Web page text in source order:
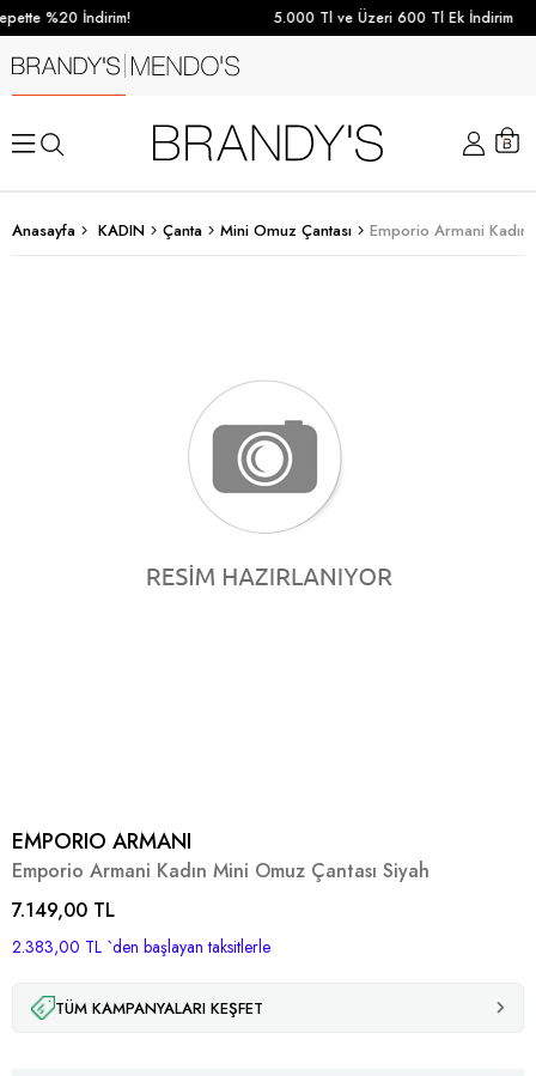
%20 İndirim! 5.000 Tl ve Üzeri 600 Tl Ek İndirim
Anasayfa KADIN Çanta Mini Omuz Çantası Emporio Armani Kadın
EMPORIO ARMANI
Emporio Armani Kadın Mini Omuz Çantası Siyah
7.149,00 TL
2.383,00 TL `den başlayan taksitlerle
TÜM KAMPANYALARI KEŞFET